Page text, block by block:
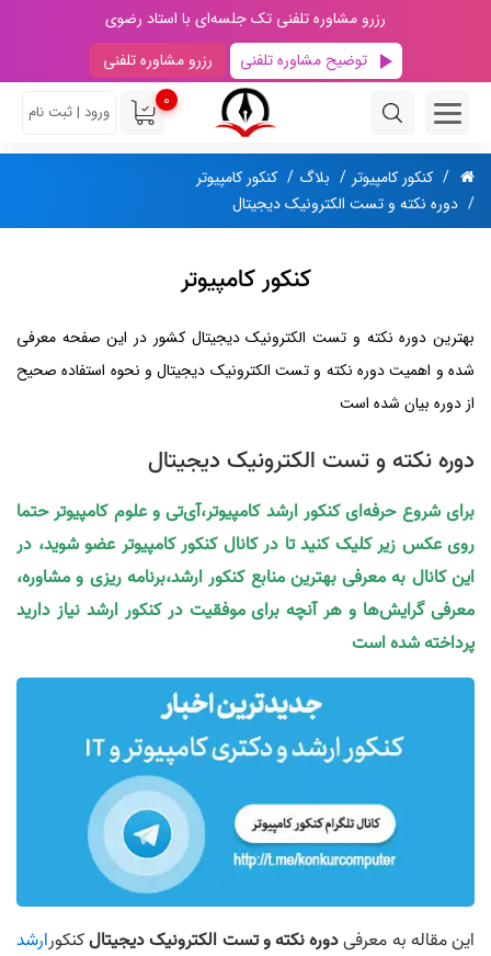
رزرو مشاوره تلفنی تک جلسه‌ای با استاد رضوی
توضیح مشاوره تلفنی
رزرو مشاوره تلفنی
0
ورود | ثبت نام
کنکور کامپیوتر بلاگ
کنکور کامپیوتر
دوره نکته و تست الکترونیک دیجیتال
کنکور کامپیوتر
بهترین دوره نکته و تست الکترونیک دیجیتال کشور در این صفحه معرفی
شده و اهمیت دوره نکته و تست الکترونیک دیجیتال و نحوه استفاده صحیح
از دوره بیان شده است
دوره نکته و تست الکترونیک دیجیتال
برای شروع حرفه‌ای کنکور ارشد کامپیوتر،آی‌تی و علوم کامپیوتر حتما
روی عکس زیر کلیک کنید تا در کانال کنکور کامپیوتر عضو شوید، در
این کانال به معرفی بهترین منابع کنکور ارشد،برنامه ریزی و مشاوره،
معرفی گرایش‌ها و هر آنچه برای موفقیت در کنکور ارشد نیاز دارید
پرداخته شده است
این مقاله به معرفیدورهنکته و تستالکترونیک دیجیتالکنکورارشد